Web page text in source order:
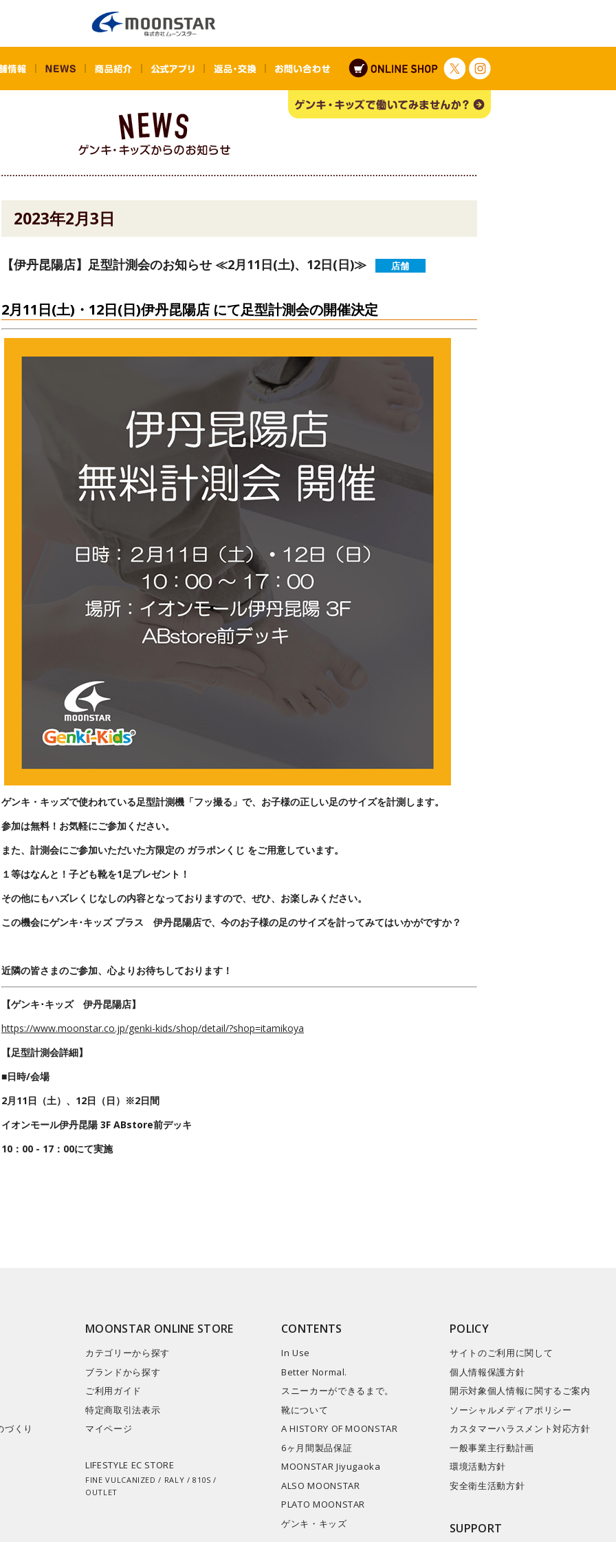
2023年2月3日
【伊丹昆陽店】足型計測会のお知らせ ≪2月11日(土)、12日(日)≫ 店舗
2月11日(土)・12日(日)伊丹昆陽店 にて足型計測会の開催決定
ゲンキ・キッズで使われている足型計測機「フッ撮る」で、お子様の正しい足のサイズを計測します。
参加は無料！お気軽にご参加ください。
また、計測会にご参加いただいた方限定の ガラポンくじ をご用意しています。
１等はなんと！子ども靴を1足プレゼント！
その他にもハズレくじなしの内容となっておりますので、ぜひ、お楽しみください。
この機会にゲンキ･キッズ プラス 伊丹昆陽店で、今のお子様の足のサイズを計ってみてはいかがですか？
近隣の皆さまのご参加、心よりお待ちしております！
【ゲンキ･キッズ 伊丹昆陽店】
https://www.moonstar.co.jp/genki-kids/shop/detail/?shop=itamikoya
【足型計測会詳細】
■日時/会場
2月11日（土）、12日（日）※2日間
イオンモール伊丹昆陽 3F ABstore前デッキ
10：00 - 17：00にて実施
づくり
MOONSTAR ONLINE STORE
カテゴリーから探す
ブランドから探す
ご利用ガイド
特定商取引法表示
マイページ​
LIFESTYLE EC STORE
FINE VULCANIZED / RALY / 810S /
OUTLET
CONTENTS
In Use
Better Normal.
スニーカーができるまで。
靴について
A HISTORY OF MOONSTAR
6ヶ月間製品保証
MOONSTAR Jiyugaoka
ALSO MOONSTAR
PLATO MOONSTAR
ゲンキ・キッズ
POLICY
サイトのご利用に関して
個人情報保護方針
開示対象個人情報に関するご案内
ソーシャルメディアポリシー
カスタマーハラスメント対応方針
一般事業主行動計画
環境活動方針
安全衛生活動方針
SUPPORT